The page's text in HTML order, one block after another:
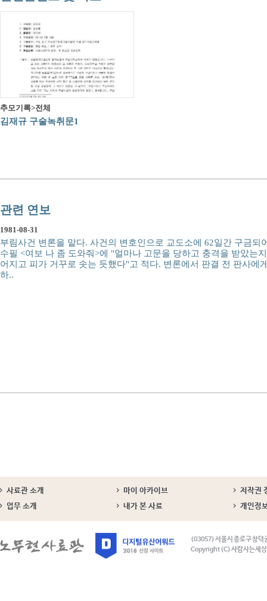
추모기록>전체
김재규 구술녹취문1
관련 연보
1981-08-31
부림사건 변론을 맡다. 사건의 변호인으로 교도소에 62일간 구금
수필 <여보 나 좀 도와줘>에 "얼마나 고문을 당하고 충격을 받았는
어지고 피가 거꾸로 솟는 듯했다"고 적다. 변론에서 판결 전 판사
하..
사료관 소개 마이 아카이브
저작권
업무 소개
내가 본 사료 개인정
(03057) 서울시 종로구 창덕
Copyright (C) 사람사는세